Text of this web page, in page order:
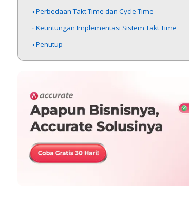
Perbedaan Takt Time dan Cycle Time
Keuntungan Implementasi Sistem Takt Time
Penutup